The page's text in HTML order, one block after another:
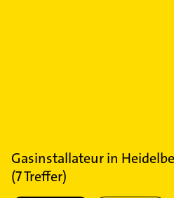
Gasinstallateurin
(7Treffer)